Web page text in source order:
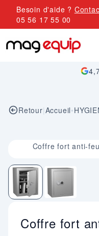
Allez au contenu
Besoin d'aide ?
05 56 17 55 00
Retour|Accueil•
Image 1 sur 2
Coffre fort anti-
Coffre fort